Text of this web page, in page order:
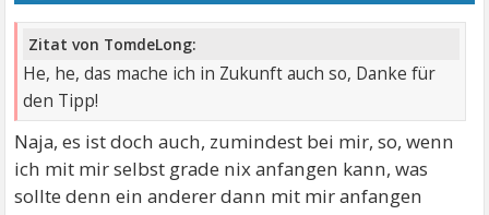
Zitat von TomdeLong:
He, he, das mache ich in Zukunft auch so, Danke für
den Tipp!
Naja, es ist doch auch, zumindest bei mir, so, wenn
ich mit mir selbst grade nix anfangen kann, was
sollte denn ein anderer dann mit mir anfangen